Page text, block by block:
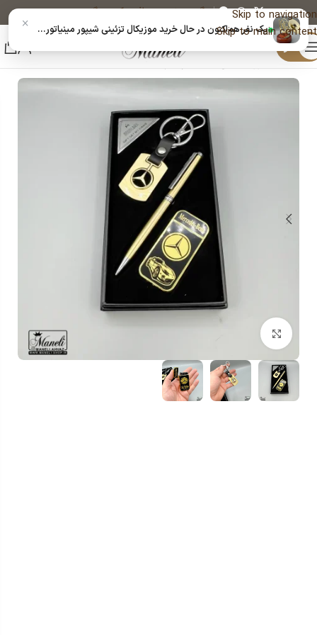
Skip to navigation
Skip to main content
پیگیری خریددریافت کد رهگیری پستی
منو
خانه اکسسوری مانلی ست خودکار هدیه ای
بزرگنمایی تصویر
یک نفر هم‌اکنون در حال خرید موزیکال تزئینی شیپور مینیاتوری|14040835 است ×